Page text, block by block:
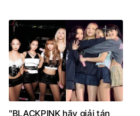
"BLACKPINK hãy giải tán